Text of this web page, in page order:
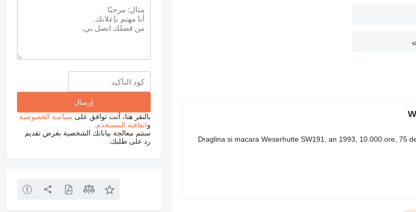
Draglina si macara Weserhutte SW191, an 1993, 10.000 ore, 75
بالنقر هنا، أنت توافق على سياسة الخصوصية
واتفاقية المستخدم
ستتم معالجة بياناتك الشخصية بغرض تقديم
رد على طلبك.